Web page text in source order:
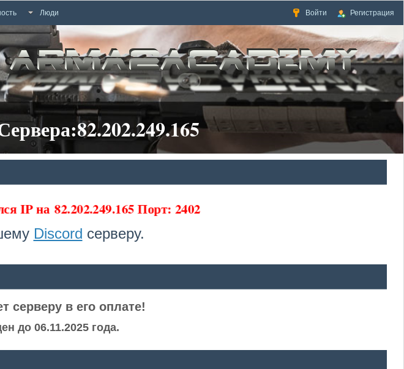
Люди Войти Регистрация
IP на 82.202.249.165 Порт: 2402
Discord серверу.
серверу в его оплате!
до 06.11.2025 года.